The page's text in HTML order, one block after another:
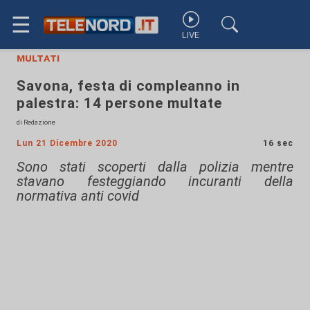
☰ LIVE
multati
Savona, festa di compleanno in
palestra: 14 persone multate
di Redazione
Lun 21 Dicembre 2020 16 sec
Sono stati scoperti dalla polizia mentre
stavano festeggiando incuranti della
normativa anti covid